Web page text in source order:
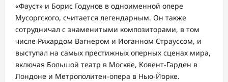
«Фауст» и Борис Годунов в одноименной опере
Мусоргского, считается легендарным. Он также
сотрудничал с знаменитыми композиторами, в том
числе Рихардом Вагнером и Иоганном Страуссом, и
выступал на самых престижных оперных сценах мира,
включая Большой театр в Москве, Ковент-Гарден в
Лондоне и Метрополитен-опера в Нью-Йорке.